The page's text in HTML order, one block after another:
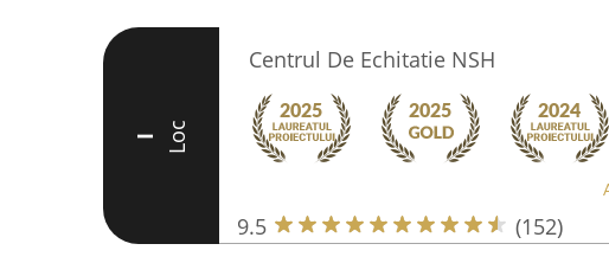
I Loc
Centrul De Echitatie NSH
9.5 (152)